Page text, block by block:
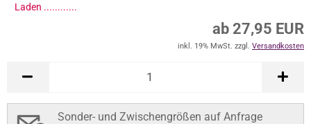
Laden .............
ab 27,95 EUR
inkl. 19% MwSt. zzgl. Versandkosten
Sonder- und Zwischengrößen auf Anfrage